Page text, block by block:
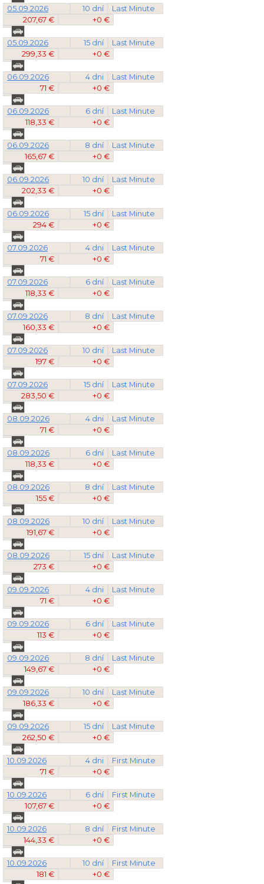
05.09.2026 10 dní
Last Minute
207,67 €
+0 €
05.09.2026 15 dní
Last Minute
299,33 €
+0 €
06.09.2026 4 dni
Last Minute
71 €
+0 €
06.09.2026 6 dní
Last Minute
118,33 €
+0 €
06.09.2026 8 dní
Last Minute
165,67 €
+0 €
06.09.2026 10 dní
Last Minute
202,33 €
+0 €
06.09.2026 15 dní
Last Minute
294 €
+0 €
07.09.2026 4 dni
Last Minute
71 €
+0 €
07.09.2026 6 dní
Last Minute
118,33 €
+0 €
07.09.2026 8 dní
Last Minute
160,33 €
+0 €
07.09.2026 10 dní
Last Minute
197 €
+0 €
07.09.2026 15 dní
Last Minute
283,50 €
+0 €
08.09.2026 4 dni
Last Minute
71 €
+0 €
08.09.2026 6 dní
Last Minute
118,33 €
+0 €
08.09.2026 8 dní
Last Minute
155 €
+0 €
08.09.2026 10 dní
Last Minute
191,67 €
+0 €
08.09.2026 15 dní
Last Minute
273 €
+0 €
09.09.2026 4 dni
Last Minute
71 €
+0 €
09.09.2026 6 dní
Last Minute
113 €
+0 €
09.09.2026 8 dní
Last Minute
149,67 €
+0 €
09.09.2026 10 dní
Last Minute
186,33 €
+0 €
09.09.2026 15 dní
Last Minute
262,50 €
+0 €
10.09.2026 4 dni
First Minute
71 €
+0 €
10.09.2026 6 dní
First Minute
107,67 €
+0 €
10.09.2026 8 dní
First Minute
144,33 €
+0 €
10.09.2026 10 dní
First Minute
181 €
+0 €